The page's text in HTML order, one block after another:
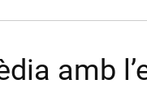
amb